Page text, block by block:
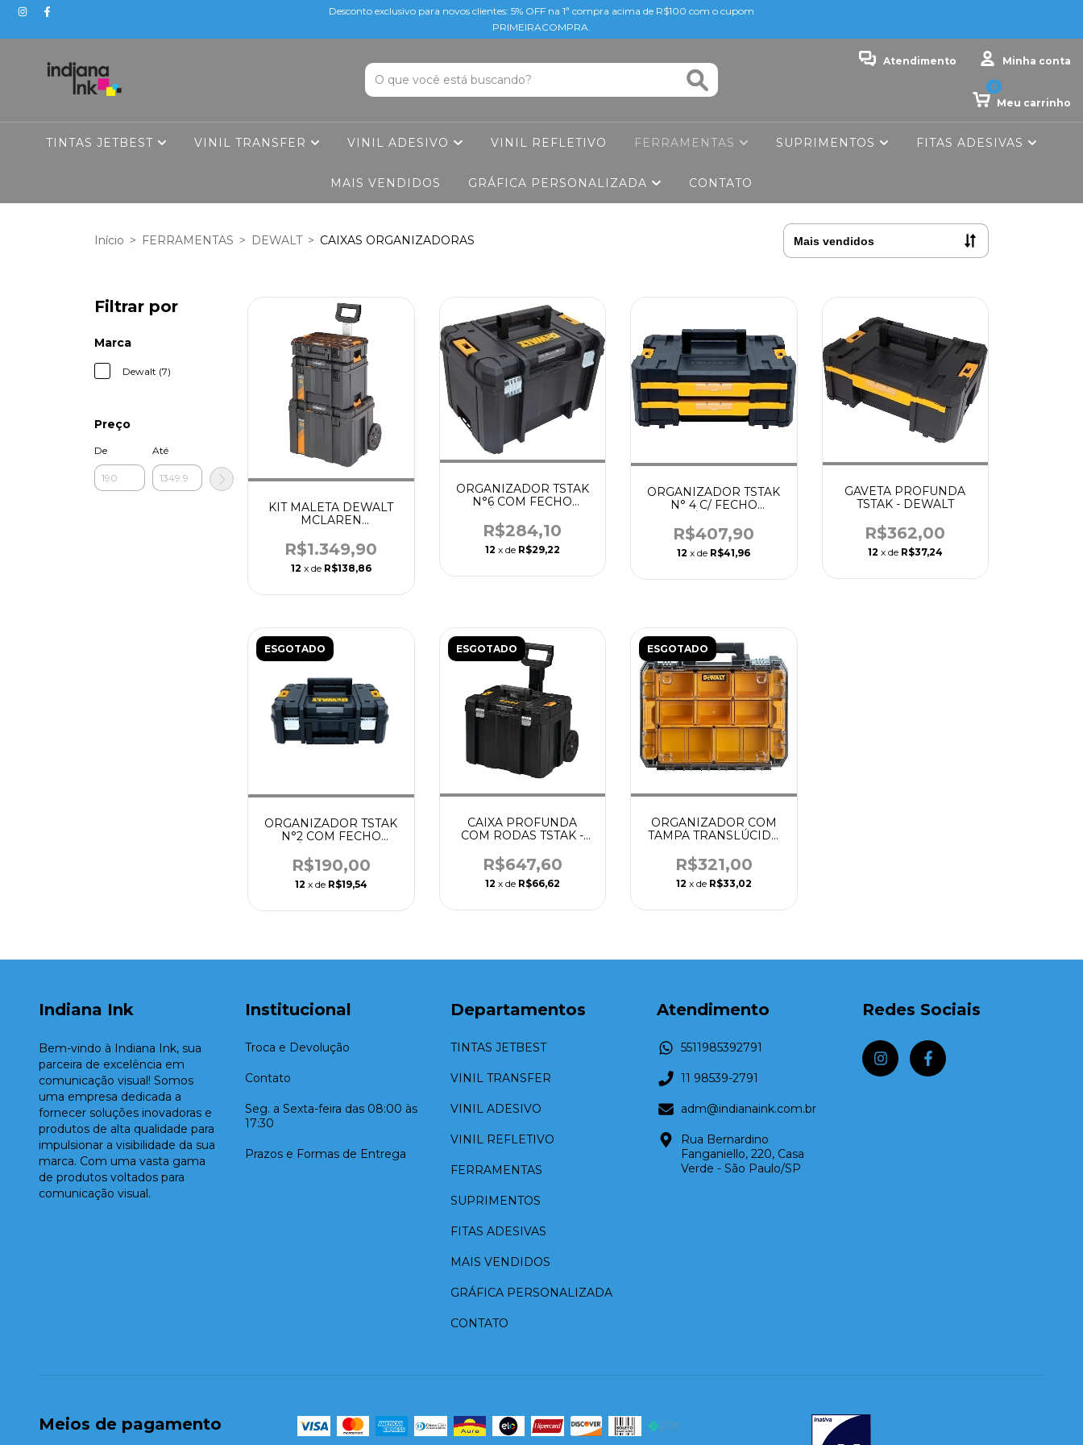
Desconto exclusivo para novos clientes: 5% OFF na 1ª compra acima de R$100 com o cupom
PRIMEIRACOMPRA.
Atendimento Minha conta
Meu carrinho
0
TINTAS JETBEST VINIL TRANSFER VINIL ADESIVO VINIL REFLETIVO FERRAMENTAS SUPRIMENTOS FITAS ADESIVAS
MAIS VENDIDOS GRÁFICA PERSONALIZADA CONTATO
Início > FERRAMENTAS > DEWALT > CAIXAS ORGANIZADORAS
Filtrar por
Marca
Dewalt (7)
Preço
De Até
KIT MALETA DEWALT
MCLAREN
PROFUNDO TSTAK
R$1.349,90
12 x de R$138,86
ORGANIZADOR TSTAK
N°6 COM FECHO
R$284,10
12 x de R$29,22
ORGANIZADOR TSTAK
N° 4 C/ FECHO
DEWALT
R$407,90
12 x de R$41,96
GAVETA PROFUNDA
TSTAK - DEWALT
R$362,00
12 x de R$37,24
ESGOTADO
ORGANIZADOR TSTAK
N°2 COM FECHO
R$190,00
12 x de R$19,54
ESGOTADO
CAIXA PROFUNDA
COM RODAS TSTAK -
R$647,60
12 x de R$66,62
ESGOTADO
ORGANIZADOR COM
TAMPA TRANSLÚCIDA
R$321,00
12 x de R$33,02
Indiana Ink
Bem-vindo à Indiana Ink, sua
parceira de excelência em
comunicação visual! Somos
uma empresa dedicada a
fornecer soluções inovadoras e
produtos de alta qualidade para
impulsionar a visibilidade da sua
marca. Com uma vasta gama
de produtos voltados para
comunicação visual.
Institucional
Troca e Devolução
Contato
Seg. a Sexta-feira das 08:00 às
17:30
Prazos e Formas de Entrega
Departamentos
TINTAS JETBEST
VINIL TRANSFER
VINIL ADESIVO
VINIL REFLETIVO
FERRAMENTAS
SUPRIMENTOS
FITAS ADESIVAS
MAIS VENDIDOS
GRÁFICA PERSONALIZADA
CONTATO
Atendimento
5511985392791
11 98539-2791
adm@indianaink.com.br
Rua Bernardino
Fanganiello, 220, Casa
Verde - São Paulo/SP
Redes Sociais
Meios de pagamento